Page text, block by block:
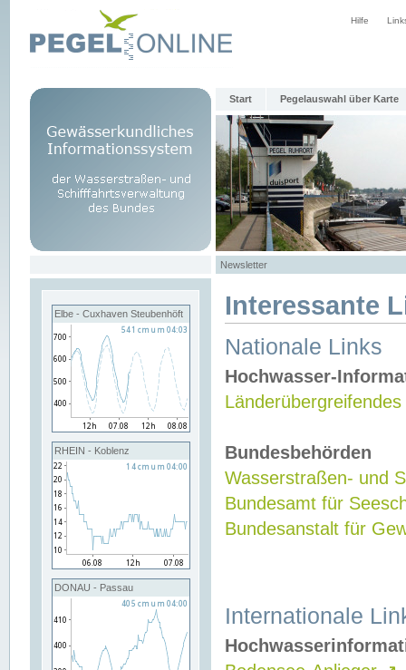
Hilfe
Start Pegelauswahl über Karte
Newsletter
Elbe - Cuxhaven Steubenhöft
RHEIN - Koblenz
DONAU - Passau
Interessante
Nationale Links
Hochwasser-
Bundesbehörden
Wasserstraßen- und
Bundesamt für
Bundesanstalt für
Internationale